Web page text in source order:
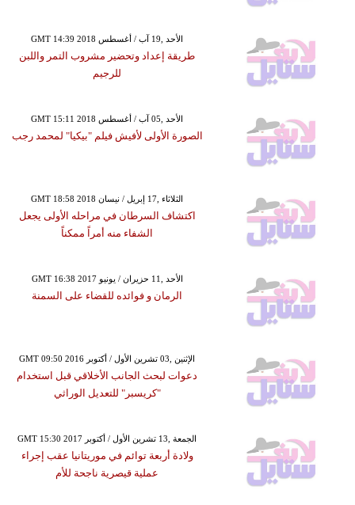
GMT 14:39 2018 الأحد ,19 آب / أغسطس
طريقة إعداد وتحضير مشروب التمر واللبن
للرجيم
GMT 15:11 2018 الأحد ,05 آب / أغسطس
الصورة الأولى لأفيش فيلم "بيكيا" لمحمد رجب
GMT 18:58 2018 الثلاثاء ,17 إبريل / نيسان
اكتشاف السرطان في مراحله الأولى يجعل
الشفاء منه أمراً ممكناً
GMT 16:38 2017 الأحد ,11 حزيران / يونيو
الرمان و فوائده للقضاء على السمنة
GMT 09:50 2016 الإثنين ,03 تشرين الأول / أكتوبر
دعوات لبحث الجانب الأخلاقي قبل استخدام
"كريسبر" للتعديل الوراثي
GMT 15:30 2017 الجمعة ,13 تشرين الأول / أكتوبر
ولادة أربعة توائم في موريتانيا عقب إجراء
عملية قيصرية ناجحة للأم